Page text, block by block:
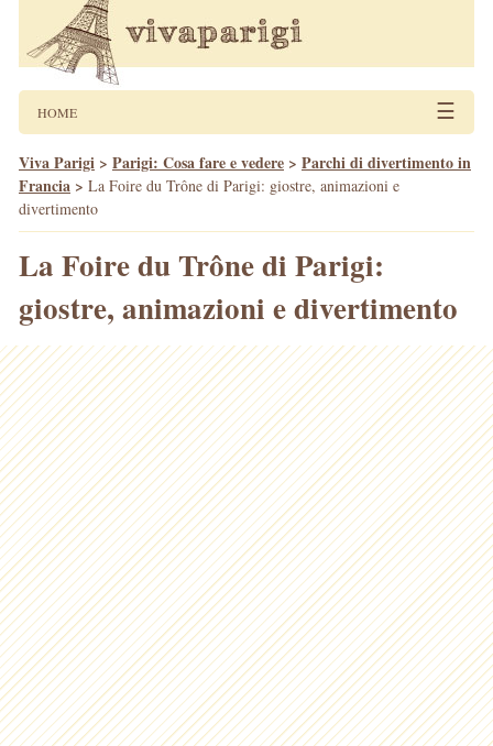
HOME ☰
Viva Parigi > Parigi: Cosa fare e vedere > Parchi di divertimento in
Francia > La Foire du Trône di Parigi: giostre, animazioni e
divertimento
La Foire du Trône di Parigi:
giostre, animazioni e divertimento